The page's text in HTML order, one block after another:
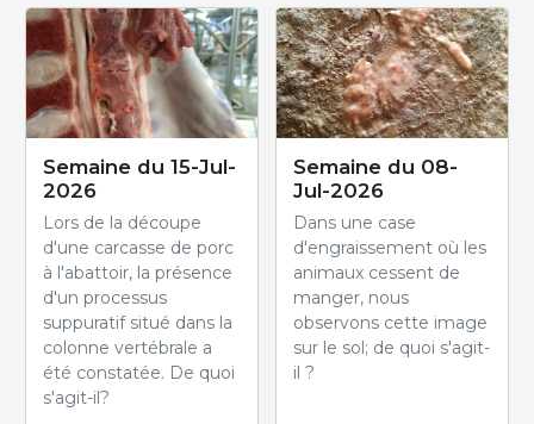
Semaine du 15-Jul-
2026
Lors de la découpe
d'une carcasse de porc
à l'abattoir, la présence
d'un processus
suppuratif situé dans la
colonne vertébrale a
été constatée. De quoi
s'agit-il?
Semaine du 08-
Jul-2026
Dans une case
d'engraissement où les
animaux cessent de
manger, nous
observons cette image
sur le sol; de quoi s'agit-
il ?